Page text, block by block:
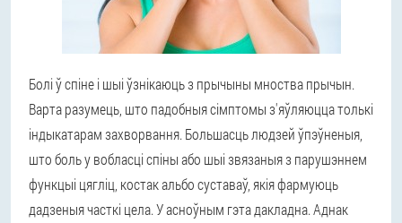
Болі ў спіне і шыі ўзнікаюць з прычыны мноства прычын.
Варта разумець, што падобныя сімптомы з'яўляюцца толькі
індыкатарам захворвання. Большасць людзей ўпэўненыя,
што боль у вобласці спіны або шыі звязаныя з парушэннем
функцыі цягліц, костак альбо суставаў, якія фармуюць
дадзеныя часткі цела. У асноўным гэта дакладна. Аднак